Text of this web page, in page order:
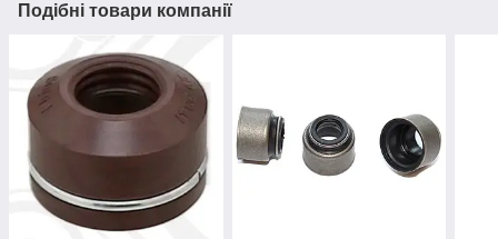
Подібні товари компанії